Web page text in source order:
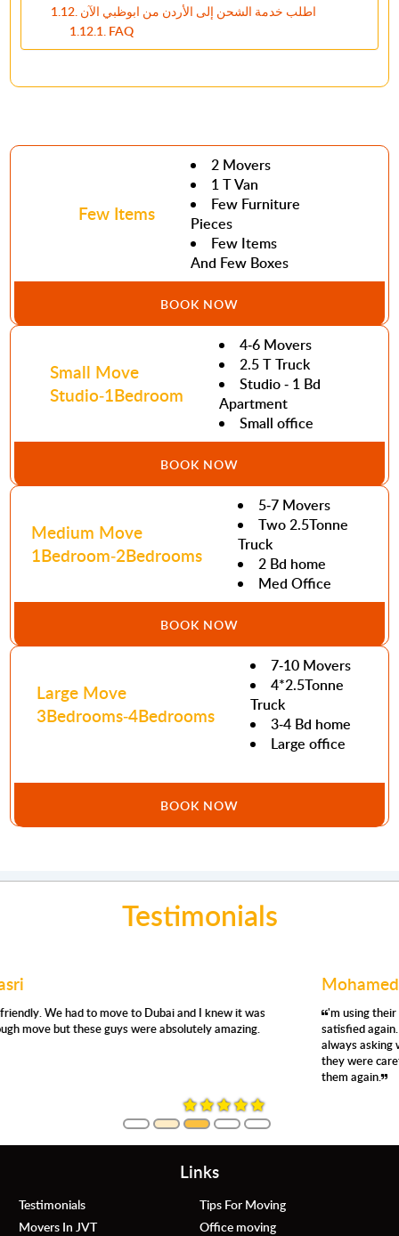
اطلب خدمة الشحن إلى الأردن من ابوظبي الآن
FAQ
Few Items
2 Movers
1 T Van
Few Furniture
Pieces
Few Items
And Few Boxes
BOOK NOW
Small Move
Studio-1Bedroom
4-6 Movers
2.5 T Truck
Studio - 1 Bd
Apartment
Small office
BOOK NOW
Medium Move
1Bedroom-2Bedrooms
5-7 Movers
Two 2.5Tonne
Truck
2 Bd home
Med Office
BOOK NOW
Large Move
3Bedrooms-4Bedrooms
7-10 Movers
4*2.5Tonne
Truck
3-4 Bd home
Large office
BOOK NOW
Testimonials
'm using their removals services for the second time, and I'm very
satisfied again. They were prompt, respectful, efficient, careful,
always asking where and how you want things moved. Even so,
they were careful, no damage whatsoever. Definitely, would use
Links
Testimonials
Tips For Moving
Movers In JVT
Office moving